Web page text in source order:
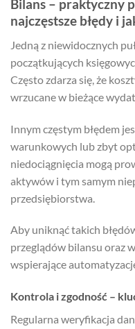
Bilans – praktyczny
najczęstsze błędy i
Jedną z niewidocznych
początkujących
Często zdarza się, że
wrzucane w bieżące
Innym częstym błędem
warunkowych lub zbyt
niedociągnięcia mogą
aktywów i tym samym
przedsiębiorstwa.
Aby uniknąć takich
przeglądów bilansu oraz
wspierające
Kontrola i zgodność –
Regularna weryfikacja